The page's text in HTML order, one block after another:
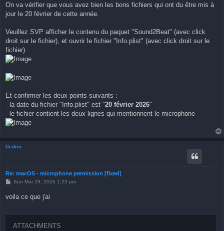
t
On va vérifier que vous avez bien les bons fichiers qui ont du être mis à
jour le 20 février de cette année.
Veuillez SVP afficher le contenu du paquet "Sound2Beat" (avec click
droit sur le fichier), et ouvrir le fichier "Info.plist" (avec click droit sur le
fichier).
Et confirmer les deux points suivants :
- la date du fichier "Info.plist" est "20 février 2026"
- le fichier contient les deux lignes qui mentionnent le microphone
Cedric
Re: macOS - microphone permission [fixed]
P
s
t
Sun Mar 29, 2026 1:25 pm
voila ce que j'ai
ATTACHMENTS